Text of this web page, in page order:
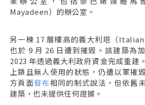
Mayadeen）的辦公室。
另一棟 17 層樓高的義大利塔（
也於 9 月 26 日遭到摧毀。該建築為
2023 年透過義大利政府資金完成重建
上鎖且無人使用的狀態，仍遭以軍摧
方頁面發布相同的制式說法，但依舊
建築，也未提供任何證據。